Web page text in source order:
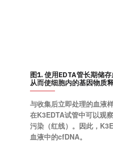
图1. 使用EDTA管长期储
从而使细胞内的基因物质
与收集后立即处理的血液
在K3EDTA试管中可以观
污染（红线）。因此，
血液中的cfDNA。